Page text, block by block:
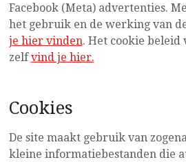
Facebook (Meta) advertenties.
het gebruik en de werking van
je hier vinden. Het cookie beleid
zelf vind je hier.
Cookies
De site maakt gebruik van
kleine informatiebestanden die